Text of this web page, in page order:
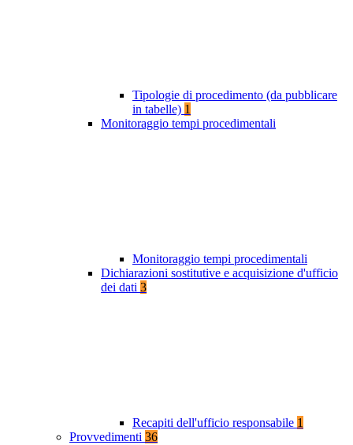
Tipologie di procedimento (da pubblicare
in tabelle) 1
Monitoraggio tempi procedimentali
Monitoraggio tempi procedimentali
Dichiarazioni sostitutive e acquisizione d'ufficio
dei dati 3
Recapiti dell'ufficio responsabile 1
Provvedimenti 36